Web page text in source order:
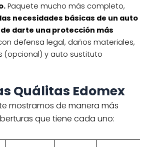
Paquete mucho más completo,
necesidades básicas de un auto
darte una protección más
defensa legal, daños materiales,
(opcional) y auto sustituto
Quálitas Edomex
mostramos de manera más
que tiene cada uno: